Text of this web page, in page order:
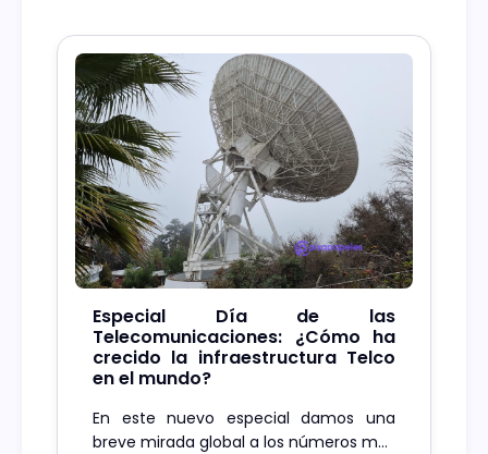
Especial Día de las
Telecomunicaciones: ¿Cómo ha
crecido la infraestructura Telco
en el mundo?
En este nuevo especial damos una
breve mirada global a los números más